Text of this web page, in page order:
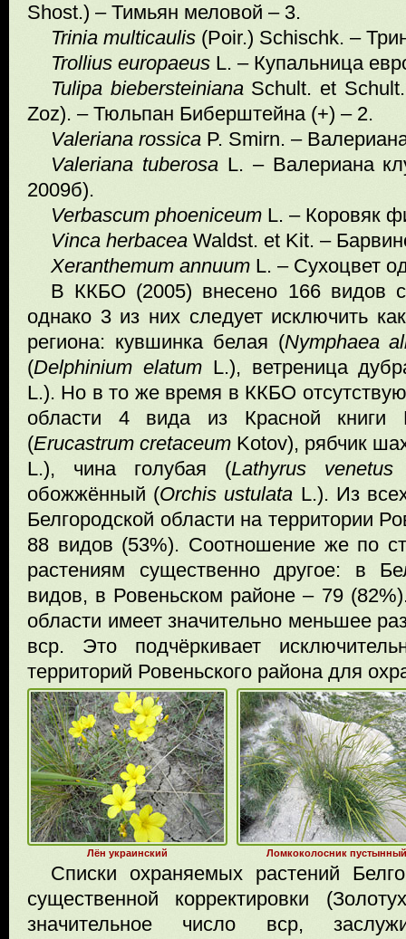
Shost.) – Тимьян меловой – 3.
Trinia multicaulis (Poir.) Schischk. –
Trollius europaeus L. – Купальница
Tulipa biebersteinianaSchult. et
Zoz). – Тюльпан Биберштейна (+) – 2.
Valeriana rossica P. Smirn. –
Valeriana tuberosa L. – Валериана
2009б).
Verbascum phoenicеum L. – Коровяк
Vinca herbacea Waldst. et Kit. –
Xeranthemum annuum L. – Сухоцвет
В ККБО (2005) внесено 166 видов
однако 3 из них следует исключить
региона: кувшинка белая (Nymphaea
(Delphinium elatum L.), ветреница
L.). Но в то же время в ККБО
области 4 вида из Красной книги
(Erucastrum cretaceum Kotov), рябчик
L.), чина голубая
(Lathyrus
venetus
обожжённый (Orchis ustulata L.). Из
Белгородской области на территории
88 видов (53%). Соотношение же по
растениям существенно другое: в
видов, в Ровеньском районе – 79
области имеет значительно меньшее
вср. Это подчёркивает
территорий Ровеньского района для
Лён украинский Ломкоколосник пустынный
Списки охраняемых растений
существенной корректировки
значительное число вср,